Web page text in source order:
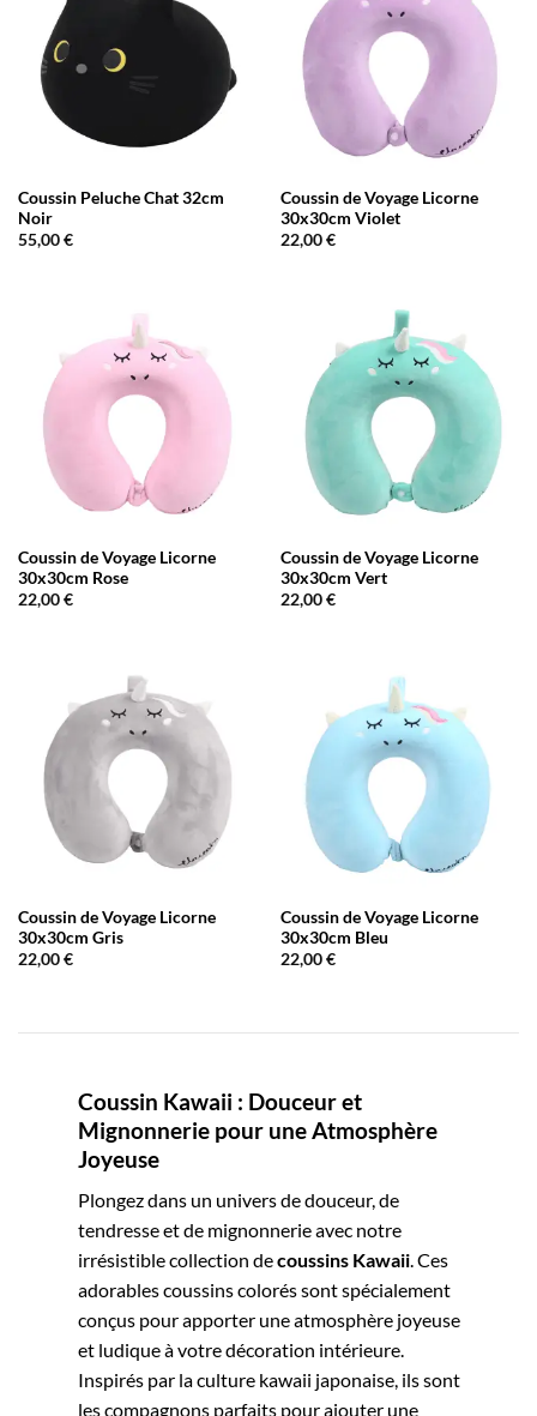
Coussin Peluche Chat 32cm
Noir
55,00€
Coussin de Voyage Licorne
30x30cm Violet
22,00€
Coussin de Voyage Licorne
30x30cm Rose
22,00€
Coussin de Voyage Licorne
30x30cm Vert
22,00€
Coussin de Voyage Licorne
30x30cm Gris
22,00€
Coussin de Voyage Licorne
30x30cm Bleu
22,00€
Coussin Kawaii : Douceur et
Mignonnerie pour une Atmosphère
Joyeuse
Plongez dans un univers de douceur, de
tendresse et de mignonnerie avec notre
irrésistible collection decoussins Kawaii. Ces
adorables coussins colorés sont spécialement
conçus pour apporter une atmosphère joyeuse
et ludique à votre décoration intérieure.
Inspirés par la culture kawaii japonaise, ils sont
les compagnons parfaits pour ajouter une